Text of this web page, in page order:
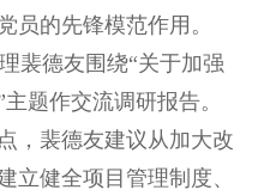
员的先锋模范作用。
裴德友围绕“关于加强
题作交流调研报告。
，裴德友建议从加大改
立健全项目管理制度、